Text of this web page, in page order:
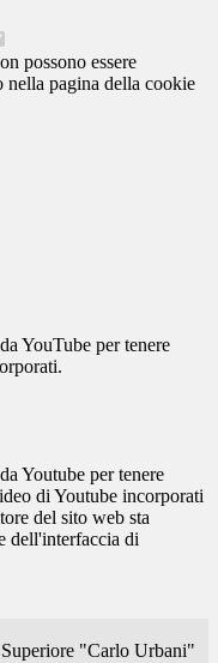
possono essere
nella pagina della cookie
YouTube per tenere
Youtube per tenere
di Youtube incorporati
del sito web sta
dell'interfaccia di
"Carlo Urbani"